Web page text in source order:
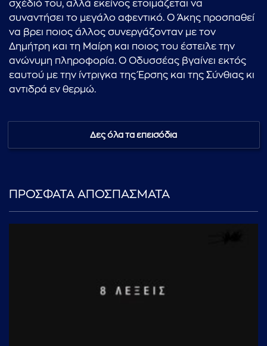
σχέδιό του, αλλά εκείνος ετοιμάζεται να
συναντήσει το μεγάλο αφεντικό. Ο Άκης προσπαθεί
να βρει ποιος άλλος συνεργάζονταν με τον
Δημήτρη και τη Μαίρη και ποιος του έστειλε την
ανώνυμη πληροφορία. Ο Οδυσσέας βγαίνει εκτός
εαυτού με την ίντριγκα της Έρσης και της Σύνθιας κι
αντιδρά εν θερμώ.
Δες όλα τα επεισόδια
ΠΡΟΣΦΑΤΑ ΑΠΟΣΠΑΣΜΑΤΑ